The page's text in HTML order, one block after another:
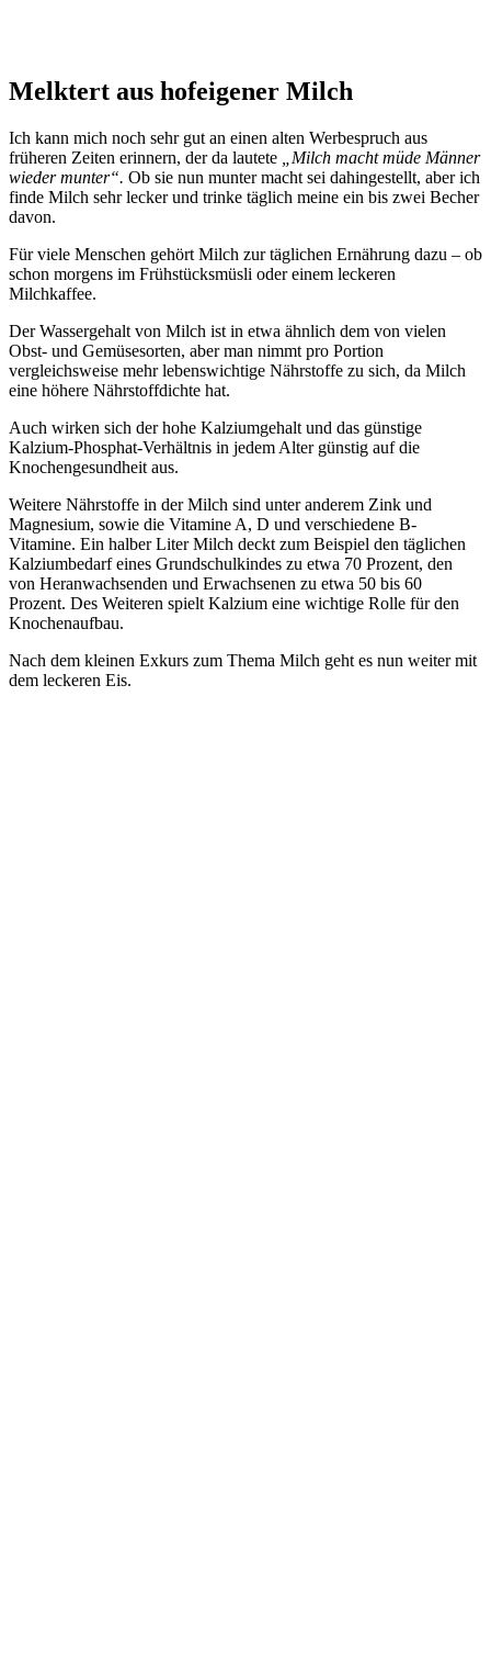
Melktert aus hofeigener Milch
Ich kann mich noch sehr gut an einen alten Werbespruch aus
früheren Zeiten erinnern, der da lautete
„Milch macht müde Männer
wieder munter“. Ob sie nun munter macht sei dahingestellt, aber ich
finde Milch sehr lecker und trinke täglich meine ein bis zwei Becher
davon.
Für viele Menschen gehört Milch zur täglichen Ernährung dazu – ob
schon morgens im Frühstücksmüsli oder einem leckeren
Milchkaffee.
Der Wassergehalt von Milch ist in etwa ähnlich dem von vielen
Obst- und Gemüsesorten, aber man nimmt pro Portion
vergleichsweise mehr lebenswichtige Nährstoffe zu sich, da Milch
eine höhere Nährstoffdichte hat.
Auch wirken sich der hohe Kalziumgehalt und das günstige
Kalzium-Phosphat-Verhältnis in jedem Alter günstig auf die
Knochengesundheit aus.
Weitere Nährstoffe in der Milch sind unter anderem Zink und
Magnesium, sowie die Vitamine A, D und verschiedene B-
Vitamine. Ein halber Liter Milch deckt zum Beispiel den täglichen
Kalziumbedarf eines Grundschulkindes zu etwa 70 Prozent, den
von Heranwachsenden und Erwachsenen zu etwa 50 bis 60
Prozent. Des Weiteren spielt Kalzium eine wichtige Rolle für den
Knochenaufbau.
Nach dem kleinen Exkurs zum Thema Milch geht es nun weiter mit
dem leckeren Eis.